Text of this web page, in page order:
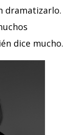
dramatizarlo.
dice mucho.